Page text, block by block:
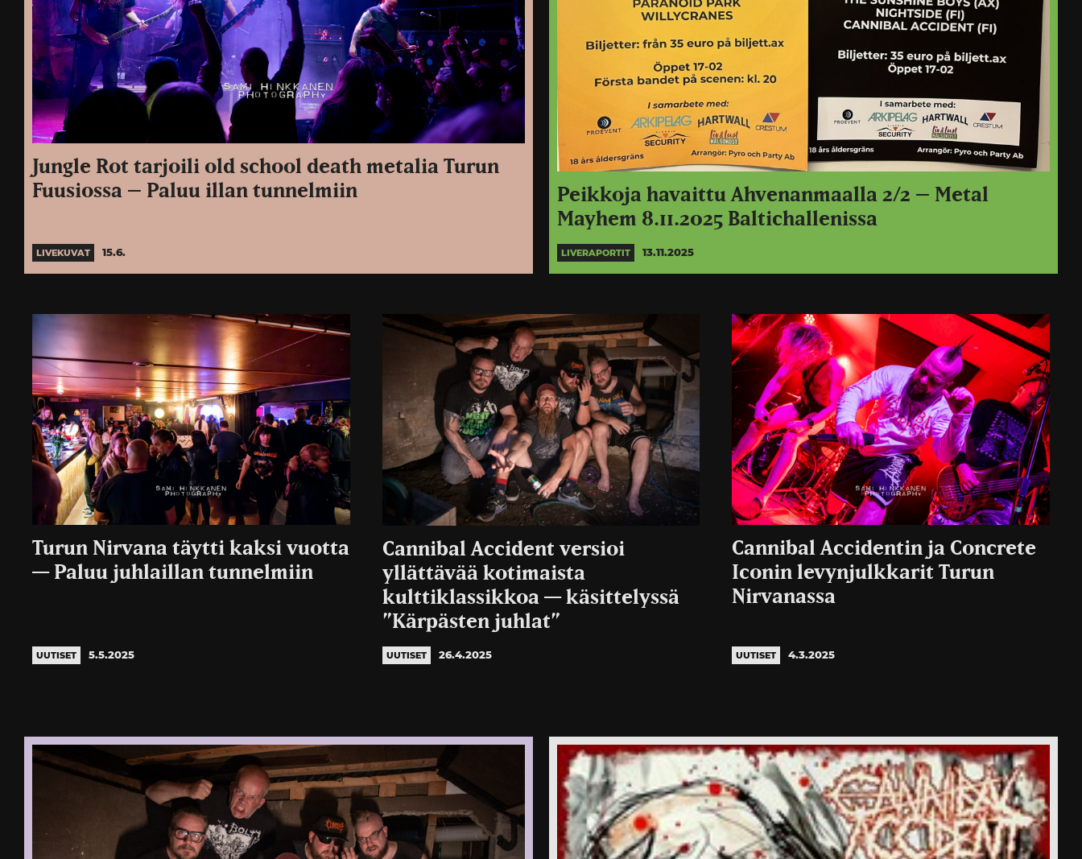
Jungle Rot tarjoili old school death metalia Turun
Fuusiossa – Paluu illan tunnelmiin
LIVEKUVAT 15.6.
Peikkoja havaittu Ahvenanmaalla 2/2 – Metal
Mayhem 8.11.2025 Baltichallenissa
LIVERAPORTIT 13.11.2025
Turun Nirvana täytti kaksi vuotta
— Paluu juhlaillan tunnelmiin
UUTISET 5.5.2025
Cannibal Accident versioi
yllättävää kotimaista
kulttiklassikkoa — käsittelyssä
”Kärpästen juhlat”
UUTISET 26.4.2025
Cannibal Accidentin ja Concrete
Iconin levynjulkkarit Turun
Nirvanassa
UUTISET 4.3.2025